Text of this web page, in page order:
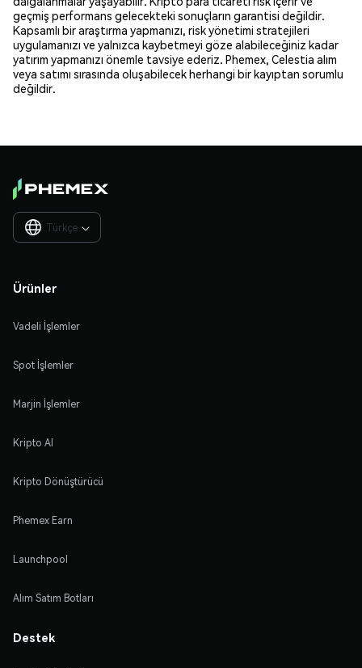
geçmiş performans gelecekteki sonuçların garantisi değildir.
Kapsamlı bir araştırma yapmanızı, risk yönetimi stratejileri
uygulamanızı ve yalnızca kaybetmeyi göze alabileceğiniz kadar
yatırım yapmanızı önemle tavsiye ederiz. Phemex, Celestia alım
veya satımı sırasında oluşabilecek herhangi bir kayıptan sorumlu
değildir.
Türkçe 
Ürünler
Vadeli İşlemler
Spot İşlemler
Marjin İşlemler
Kripto Al
Kripto Dönüştürücü
Phemex Earn
Launchpool
Alım Satım Botları
Destek